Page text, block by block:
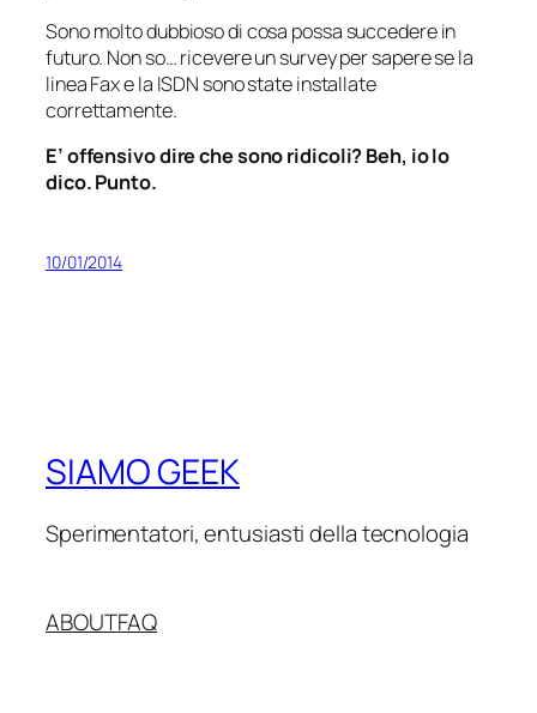
Sono molto dubbioso di cosa possa succedere in
futuro. Non so… ricevere un survey per sapere se la
linea Fax e la ISDN sono state installate
correttamente.
E’ offensivo dire che sono ridicoli? Beh, io lo
dico. Punto.
10/01/2014
SIAMO GEEK
Sperimentatori, entusiasti della tecnologia
ABOUTFAQ